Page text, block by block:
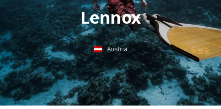
Lennox
Austria